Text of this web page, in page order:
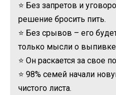
⭐ Без запретов и
решение бросить пить.
⭐ Без срывов – его
только мысли о
⭐ Он раскается за свое
⭐ 98% семей начали
чистого листа.